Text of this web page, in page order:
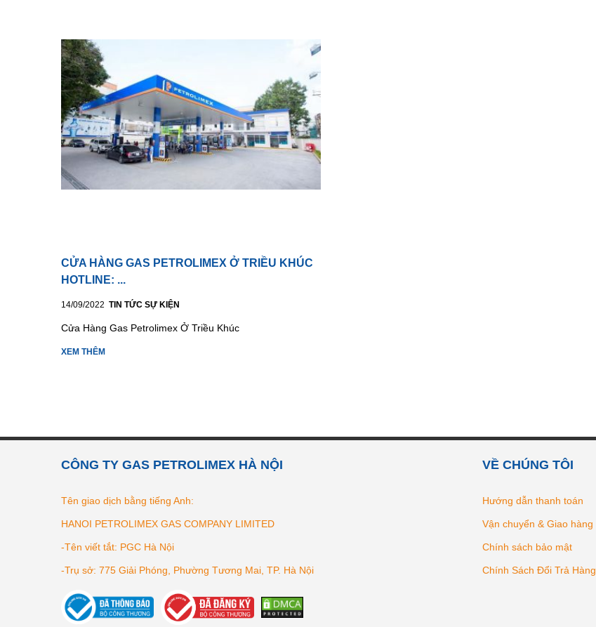
CỬA HÀNG GAS PETROLIMEX Ở TRIỀU KHÚC
HOTLINE: ...
14/09/2022 TIN TỨC SỰ KIỆN
Cửa Hàng Gas Petrolimex Ở Triều Khúc
XEM THÊM
CÔNG TY GAS PETROLIMEX HÀ NỘI
Tên giao dịch bằng tiếng Anh:
HANOI PETROLIMEX GAS COMPANY LIMITED
-Tên viết tắt: PGC Hà Nội
-Trụ sở: 775 Giải Phóng, Phường Tương Mai, TP. Hà Nội
VỀ CHÚNG TÔI
Hướng dẫn thanh toán
Vận chuyển & Giao hàng
Chính sách bảo mật
Chính Sách Đổi Trả Hàng